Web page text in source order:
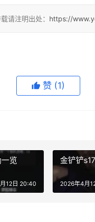
请注明出处： https://
赞 (1)
览
12日 20:40
金铲铲
2026年4月